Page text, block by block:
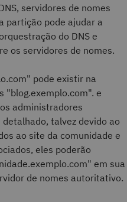
servidores de nomes
partição pode ajudar a
do DNS e
os servidores de nomes.
pode existir na
"blog.exemplo.com". e
administradores
talvez devido ao
ao site da comunidade e
eles poderão
em sua
de nomes autoritativo.